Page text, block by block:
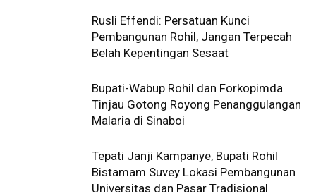
Rusli Effendi: Persatuan Kunci
Pembangunan Rohil, Jangan Terpecah
Belah Kepentingan Sesaat
Bupati-Wabup Rohil dan Forkopimda
Tinjau Gotong Royong Penanggulangan
Malaria di Sinaboi
Tepati Janji Kampanye, Bupati Rohil
Bistamam Suvey Lokasi Pembangunan
Universitas dan Pasar Tradisional